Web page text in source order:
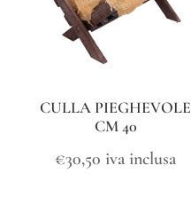
CULLA PIEGHEVOLE
CM 40
€30,50 iva inclusa